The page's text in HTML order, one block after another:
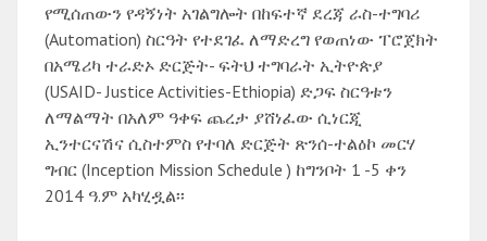
የሚሰጠውን የዳኝነት አገልግሎት በከፍተኛ ደረጃ ራስ-ተግባሪ
(Automation) ስርዓት የተደገፈ ለማድረግ የወጠነው ፐሮጀክት
በአሜሪካ ተራድኦ ድርጅት- ፍትህ ተግባራት ኢትዮጵያ
(USAID- Justice Activities-Ethiopia) ድጋፍ ስርዓቱን
ለማልማት በአለም ዓቀፍ ጨረታ ያሸነፈው ሲነርጂ
ኢንተርናሽና ሲስተምስ የተባለ ድርጅት ጽንሰ-ተልዕኮ መርሃ
ግብር (Inception Mission Schedule ) ከግንቦት 1 -5 ቀን
2014 ዓ.ም አካሂዷል፡፡